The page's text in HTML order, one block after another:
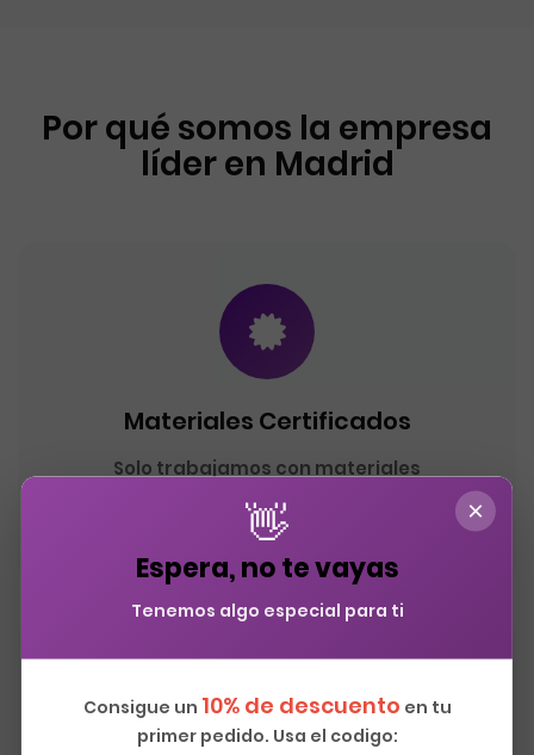
Por qué somos la empresa
líder en Madrid
Materiales Certificados
Solo trabajamos con materiales
homologados: ignífugos M2/B1, garantía
fabricante y certificación SGS.
👋
Espera, no te vayas
Tenemos algo especial para ti
Consigue un 10% de descuento en tu
primer pedido. Usa el codigo:
×